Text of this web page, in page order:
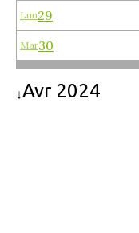
Lun29
Mar30
↓Avr 2024